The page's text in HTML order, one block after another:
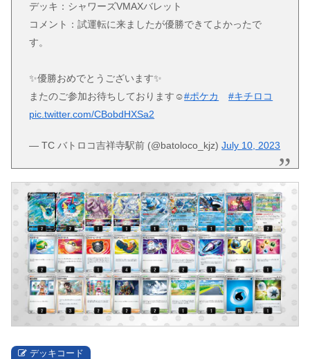
デッキ：シャワーズVMAXバレット
コメント：試運転に来ましたが優勝できてよかったで
す。
✨優勝おめでとうございます✨
またのご参加お待ちしております☺️#ポケカ
#キチロコ
pic.twitter.com/CBobdHXSa2
— TC バトロコ吉祥寺駅前 (@batoloco_kjz)July 10, 2023
デッキコード